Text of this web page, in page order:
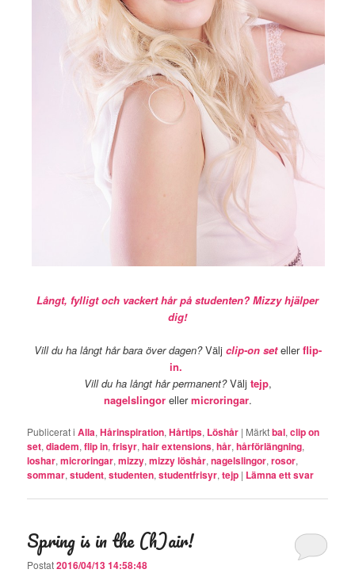
Långt, fylligt och vackert hår på studenten? Mizzy hjälper
dig!
Vill du ha långt hår bara över dagen?Välj clip-on set ellerflip-
in.
Vill du ha långt hår permanent?Välj tejp,
nagelslingorellermicroringar.
Publicerat i Alla,Hårinspiration,Hårtips, Löshår | Märktbal,clip on
set,diadem,flip in,frisyr,hair extensions,hår,hårförlängning,
loshar,microringar,mizzy,mizzy löshår,nagelslingor,rosor,
sommar,student,studenten,studentfrisyr,tejp | Lämna ett svar
Spring is in the (h)air!
Postat2016/04/13 14:58:48